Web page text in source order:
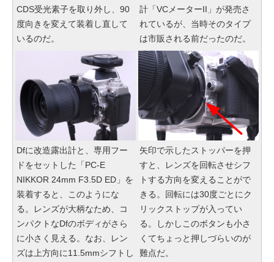
CDS受光素子を取り外し、90
度向きを変えて装着し直して
いるのだ。
計「VCメーターII」が発売さ
れているが、当時そのタイプ
は市販される前だったのだ。
Dfに改造露出計と、専用フー
ドをセットした「PC-E
NIKKOR 24mm F3.5D ED」を
装着すると、このようにな
る。レンズが大柄なため、コ
ンパクトなDfのボディがさら
に小さく見える。なお、レン
ズは上方向に11.5mmシフトし
矢印で示したストッパーを押
すと、レンズを回転させシフ
トする方向を変えることがで
きる。回転には30度ごとにク
リックストップが入ってい
る。しかしこのボタンも小さ
くてちょっと押しづらいのが
難点だ。